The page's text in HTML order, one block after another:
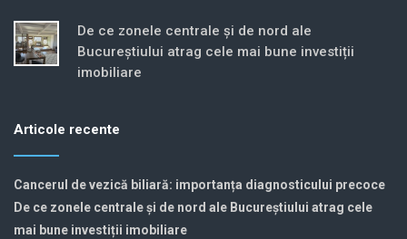
De ce zonele centrale și de nord ale
Bucureștiului atrag cele mai bune investiții
imobiliare
Articole recente
Cancerul de vezică biliară: importanța diagnosticului precoce
De ce zonele centrale și de nord ale Bucureștiului atrag cele
mai bune investiții imobiliare